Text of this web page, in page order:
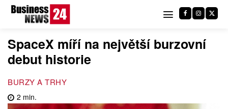
SpaceX míří na největší burzovní
debut historie
BURZY A TRHY
2 min.